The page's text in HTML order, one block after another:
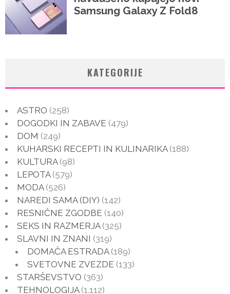
KATEGORIJE
ASTRO (258)
DOGODKI IN ZABAVE (479)
DOM (249)
KUHARSKI RECEPTI IN KULINARIKA(188)
KULTURA(98)
LEPOTA(579)
MODA(526)
NAREDI SAMA (DIY) (142)
RESNIČNE ZGODBE (140)
SEKS IN RAZMERJA(325)
SLAVNI IN ZNANI (319)
DOMAČA ESTRADA(189)
SVETOVNE ZVEZDE (133)
STARŠEVSTVO (363)
TEHNOLOGIJA(1.112)